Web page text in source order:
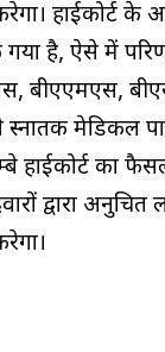
हाईकोर्ट
गया है, ऐसे में
बीएएमएस,
मेडिकल
बॉम्बे हाईकोर्ट का
द्वारा